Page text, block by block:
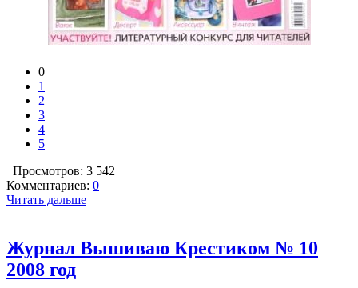
0
1
2
3
4
5
Просмотров: 3 542
Комментариев: 0
Читать дальше
Журнал Вышиваю Крестиком № 10
2008 год